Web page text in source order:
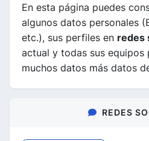
En esta página puedes
algunos datos personales
etc.), sus perfiles en redes
actual y todas sus equipos
muchos datos más datos
REDES